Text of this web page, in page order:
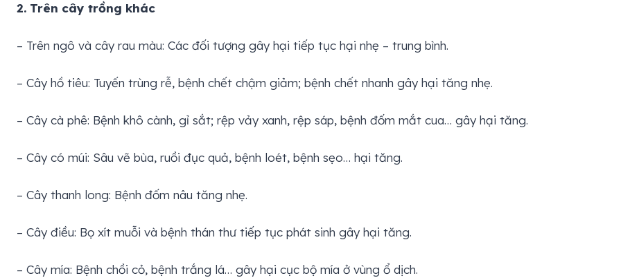
2. Trên cây trồng khác
– Trên ngô và cây rau màu: Các đối tượng gây hại tiếp tục hại nhẹ – trung bình.
– Cây hồ tiêu: Tuyến trùng rễ, bệnh chết chậm giảm; bệnh chết nhanh gây hại tăng nhẹ.
– Cây cà phê: Bệnh khô cành, gỉ sắt; rệp vảy xanh, rệp sáp, bệnh đốm mắt cua… gây hại tăng.
– Cây có múi: Sâu vẽ bùa, ruồi đục quả, bệnh loét, bệnh sẹo… hại tăng.
– Cây thanh long: Bệnh đốm nâu tăng nhẹ.
– Cây điều: Bọ xít muỗi và bệnh thán thư tiếp tục phát sinh gây hại tăng.
– Cây mía: Bệnh chồi cỏ, bệnh trắng lá… gây hại cục bộ mía ở vùng ổ dịch.